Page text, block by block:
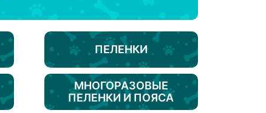
ПЕЛЕНКИ
МНОГОРАЗОВЫЕ
ПЕЛЕНКИ И ПОЯСА